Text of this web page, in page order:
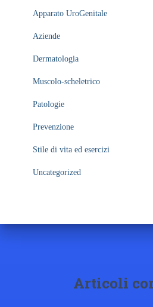
Apparato UroGenitale
Aziende
Dermatologia
Muscolo-scheletrico
Patologie
Prevenzione
Stile di vita ed esercizi
Uncategorized
Articoli